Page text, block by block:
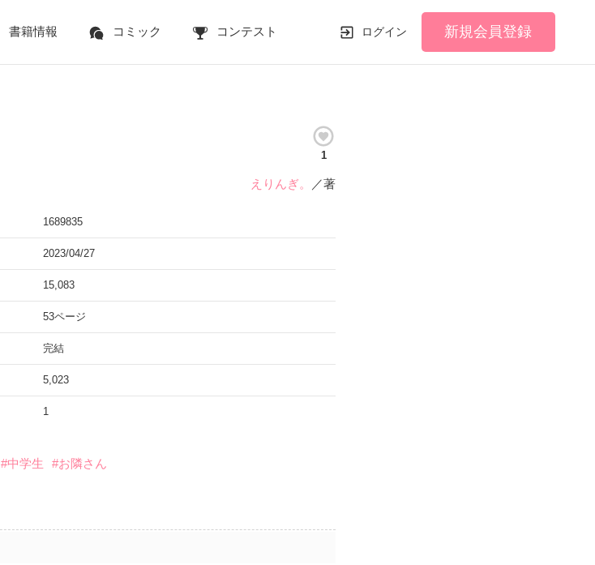
書籍情報 コミック コンテスト ログイン 新規会員登録
1
えりんぎ。 ／著
1689835
2023/04/27
15,083
53ページ
完結
5,023
1
#中学生 #お隣さん